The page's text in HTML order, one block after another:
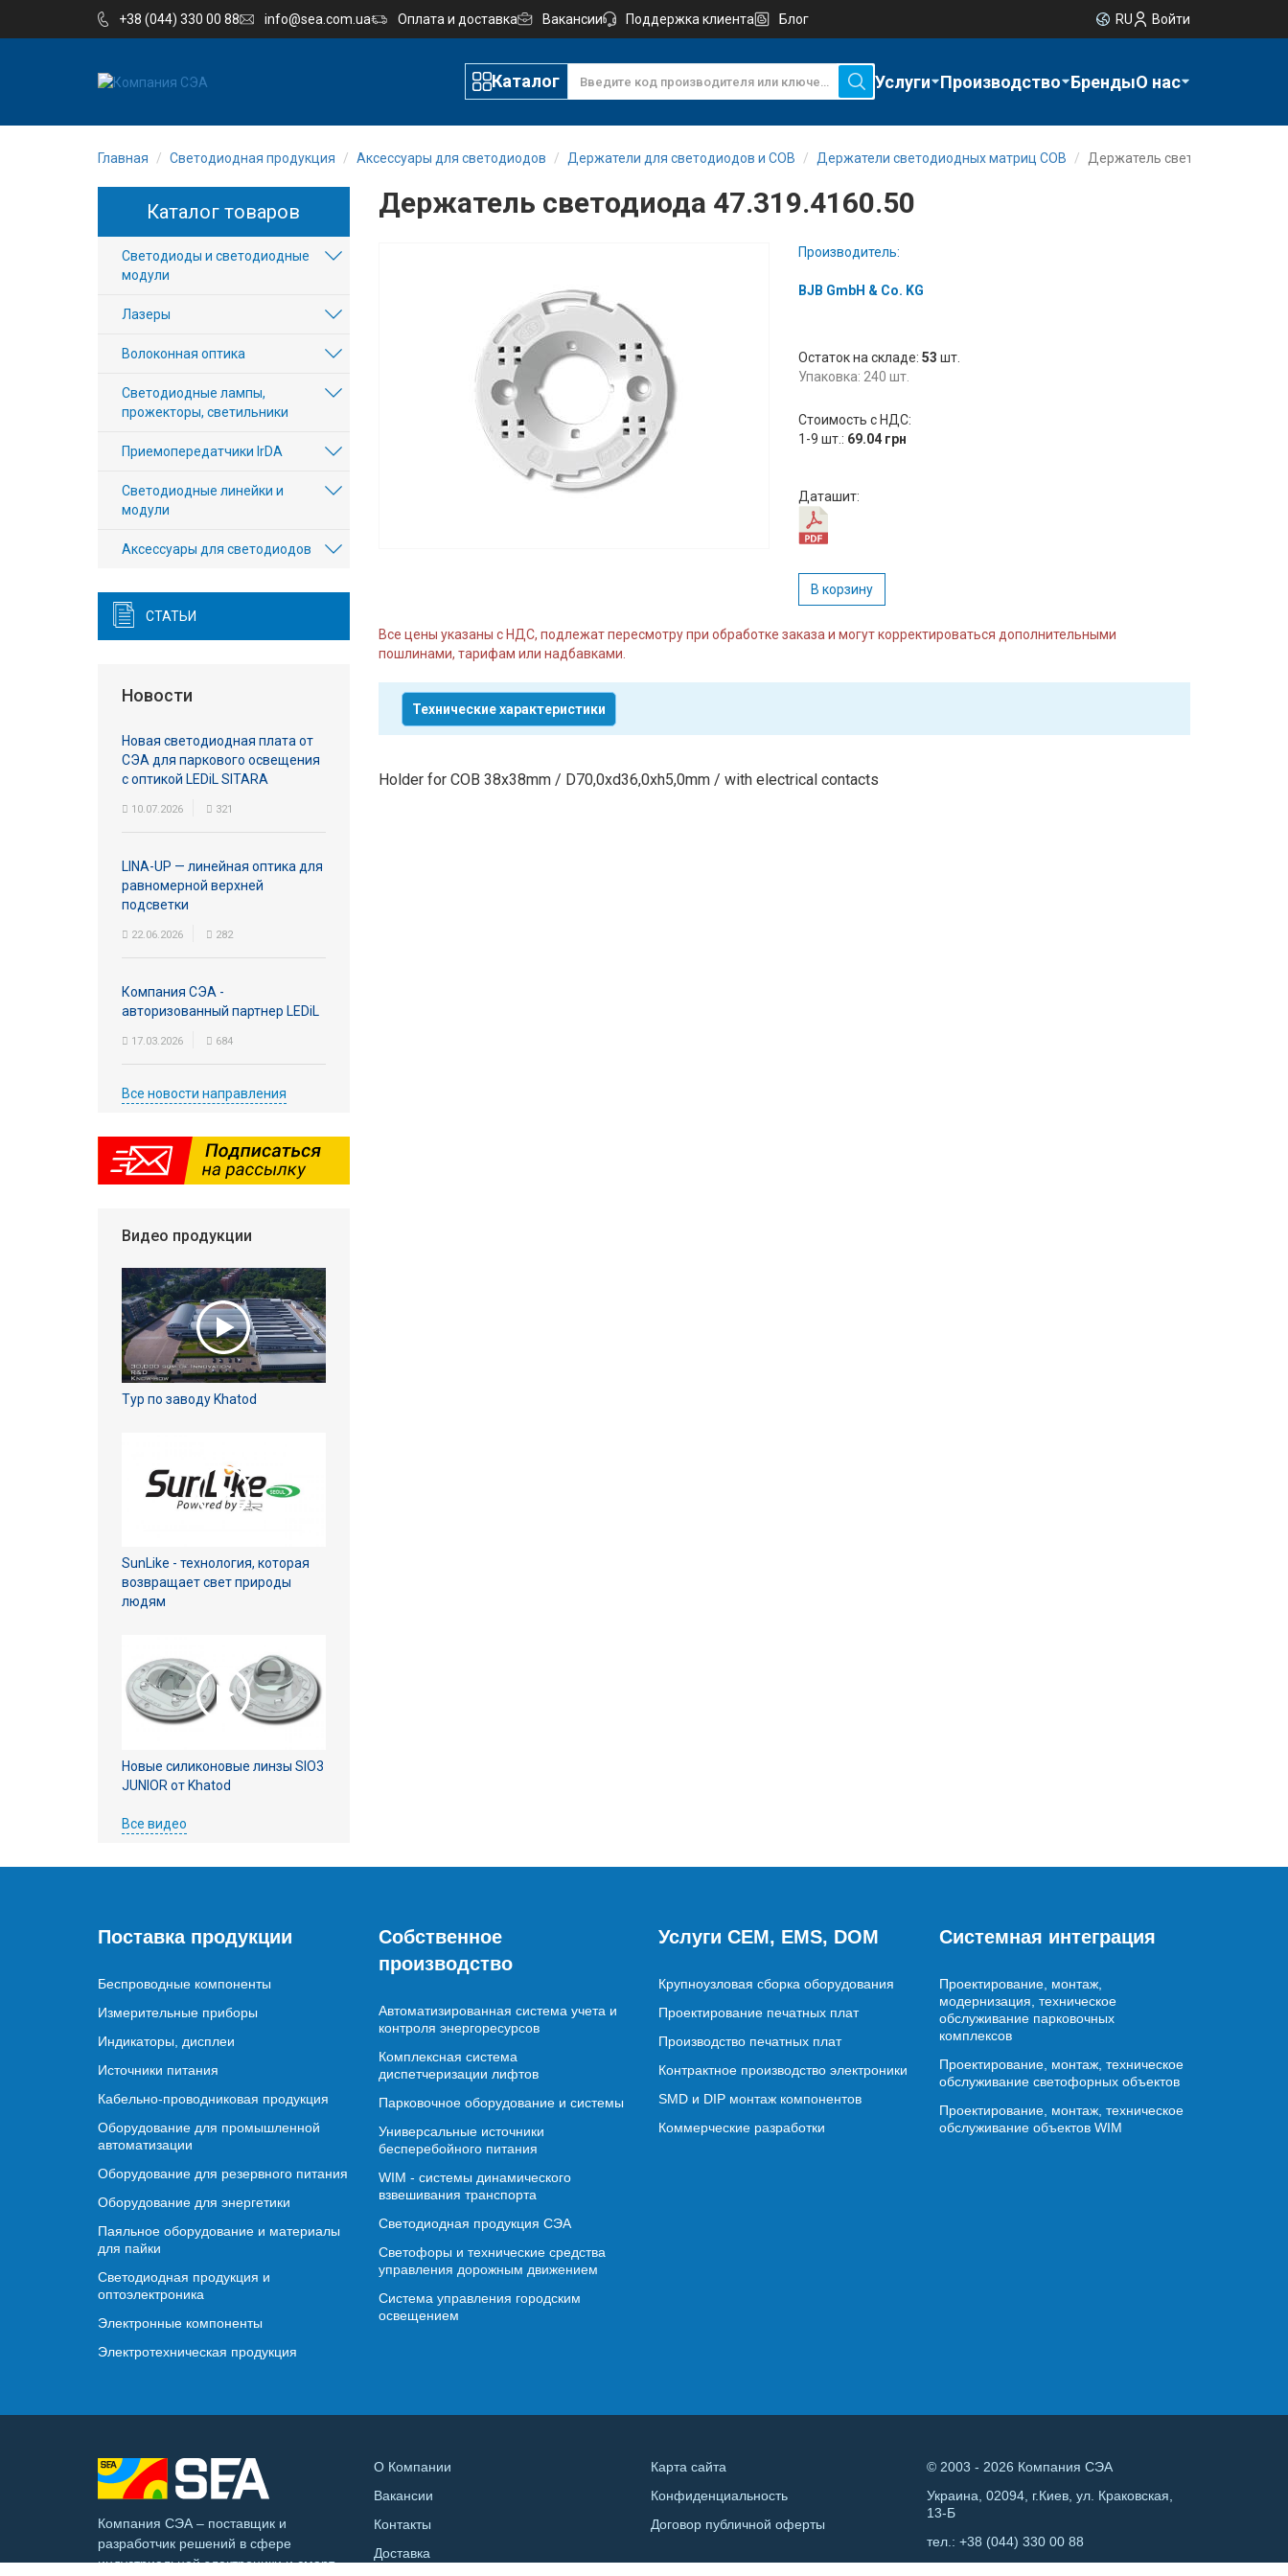
+38 (044) 330 00 88 info@sea.com.ua Оплата и доставка Вакансии Поддержка клиента Блог RU Войти
Каталог Услуги Производство БрендыО нас
Компания
Производство
Услуги
Новости
Вакансии
авторизация
Доставка
поддержка
Главная Светодиодная продукция Аксесcуары для светодиодов Держатели для светодиодов и СОВ Держатели светодиодных матриц COB Держатель светодиода
Держатель светодиода 47.319.4160.50
Производитель:
BJB GmbH & Co. KG
Остаток на складе:53 шт.
Упаковка: 240 шт.
Стоимость с НДС:
1-9 шт.: 69.04 грн
Даташит:
В корзину
Все цены указаны с НДС, подлежат пересмотру при обработке заказа и могут корректироваться дополнительными
пошлинами, тарифам или надбавками.
Технические характеристики
Holder for COB 38x38mm / D70,0xd36,0xh5,0mm / with electrical contacts
Каталог товаров
Светодиоды и светодиодные
модули
Лазеры
Волоконная оптика
Светодиодные лампы,
прожекторы, светильники
Приемопередатчики IrDA
Светодиодные линейки и
модули
Аксесcуары для светодиодов
СТАТЬИ
Новости
Новая светодиодная плата от
СЭА для паркового освещения
с оптикой LEDiL SITARA
10.07.2026 321
LINA-UP — линейная оптика для
равномерной верхней
подсветки
22.06.2026 282
Компания СЭА -
авторизованный партнер LEDiL
17.03.2026 684
Все новости направления
Видео продукции
Тур по заводу Khatod
SunLike - технология, которая
возвращает свет природы
людям
Новые силиконовые линзы SIO3
JUNIOR от Khatod
Все видео
Поставка продукции
Беспроводные компоненты
Измерительные приборы
Индикаторы, дисплеи
Источники питания
Кабельно-проводниковая продукция
Оборудование для промышленной
автоматизации
Оборудование для резервного питания
Оборудование для энергетики
Паяльное оборудование и материалы
для пайки
Светодиодная продукция и
оптоэлектроника
Электронные компоненты
Электротехническая продукция
Собственное
производство
Автоматизированная система учета и
контроля энергоресурсов
Комплексная система
диспетчеризации лифтов
Парковочное оборудование и системы
Универсальные источники
бесперебойного питания
WIM - системы динамического
взвешивания транспорта
Светодиодная продукция СЭА
Светофоры и технические средства
управления дорожным движением
Система управления городским
освещением
Услуги CEM, EMS, DOM
Крупноузловая сборка оборудования
Проектирование печатных плат
Производство печатных плат
Контрактное производство электроники
SMD и DIP монтаж компонентов
Коммерческие разработки
Системная интеграция
Проектирование, монтаж,
модернизация, техническое
обслуживание парковочных
комплексов
Проектирование, монтаж, техническое
обслуживание светофорных объектов
Проектирование, монтаж, техническое
обслуживание объектов WIM
Компания СЭА – поставщик и
разработчик решений в сфере
индустриальной электроники и смарт-
О Компании
Вакансии
Контакты
Доставка
Карта сайта
Конфиденциальность
Договор публичной оферты
© 2003 - 2026 Компания СЭА
Украина, 02094, г.Киев, ул. Краковская,
13-Б
тел.: +38 (044) 330 00 88